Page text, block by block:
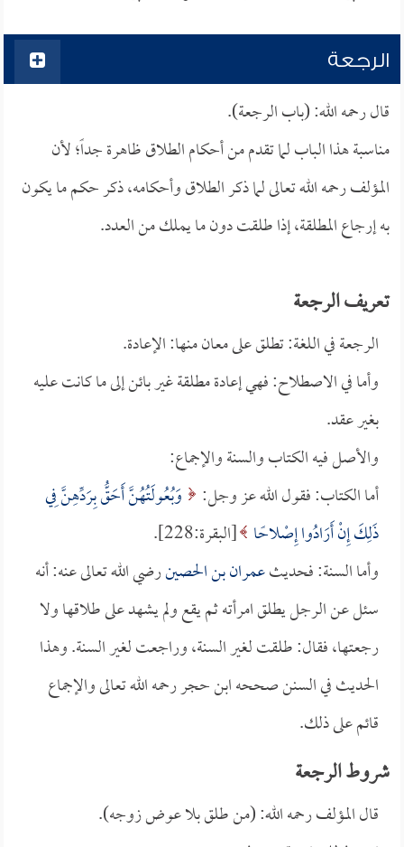
الرجعة
قال رحمه الله: (باب الرجعة).
مناسبة هذا الباب لما تقدم من أحكام الطلاق ظاهرة جداً؛ لأن
المؤلف رحمه الله تعالى لما ذكر الطلاق وأحكامه، ذكر حكم ما يكون
به إرجاع المطلقة، إذا طلقت دون ما يملك من العدد.
تعريف الرجعة
الرجعة في اللغة: تطلق على معان منها: الإعادة.
وأما في الاصطلاح: فهي إعادة مطلقة غير بائن إلى ما كانت عليه
بغير عقد.
والأصل فيه الكتاب والسنة والإجماع:
أما الكتاب: فقول الله عز وجل:
وَبُعُولَتُهُنَّ أَحَقُّ بِرَدِّهِنَّ فِي
ذَلِكَ إِنْ أَرَادُوا إِصْلاحًا [البقرة:228].
وأما السنة: فحديثعمران بن الحصينرضي الله تعالى عنه: أنه
سئل عن الرجل يطلق امرأته ثم يقع ولم يشهد على طلاقها ولا
رجعتها، فقال: طلقت لغير السنة، وراجعت لغير السنة. وهذا
الحديث في السنن صححه ابن حجر رحمه الله تعالى والإجماع
قائم على ذلك.
شروط الرجعة
قال المؤلف رحمه الله: (من طلق بلا عوض زوجه).